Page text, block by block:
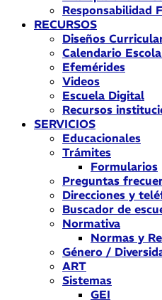
Responsabilidad
RECURSOS
Diseños
Calendario
Efemérides
Videos
Escuela Digital
Recursos
SERVICIOS
Educacionales
Trámites
Formularios
Preguntas
Direcciones y
Buscador de
Normativa
Normas y
Género /
ART
Sistemas
GEI